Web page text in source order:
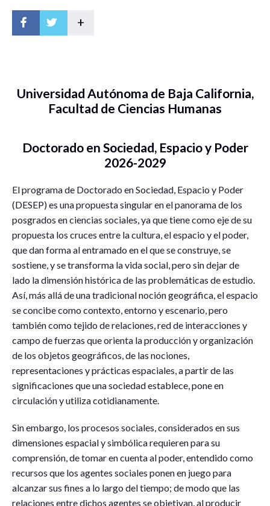
+
Universidad Autónoma de Baja California,
Facultad de Ciencias Humanas
Doctorado en Sociedad, Espacio y Poder
2026-2029
El programa de Doctorado en Sociedad, Espacio y Poder
(DESEP) es una propuesta singular en el panorama de los
posgrados en ciencias sociales, ya que tiene como eje de su
propuesta los cruces entre la cultura, el espacio y el poder,
que dan forma al entramado en el que se construye, se
sostiene, y se transforma la vida social, pero sin dejar de
lado la dimensión histórica de las problemáticas de estudio.
Así, más allá de una tradicional noción geográfica, el espacio
se concibe como contexto, entorno y escenario, pero
también como tejido de relaciones, red de interacciones y
campo de fuerzas que orienta la producción y organización
de los objetos geográficos, de las nociones,
representaciones y prácticas espaciales, a partir de las
significaciones que una sociedad establece, pone en
circulación y utiliza cotidianamente.
Sin embargo, los procesos sociales, considerados en sus
dimensiones espacial y simbólica requieren para su
comprensión, de tomar en cuenta al poder, entendido como
recursos que los agentes sociales ponen en juego para
alcanzar sus fines a lo largo del tiempo; de modo que las
relaciones entre dichos agentes se objetivan, al producir